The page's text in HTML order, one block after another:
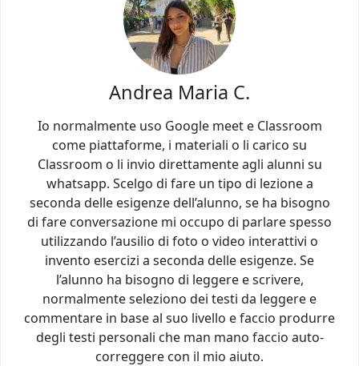
Andrea Maria C.
Io normalmente uso Google meet e Classroom
come piattaforme, i materiali o li carico su
Classroom o li invio direttamente agli alunni su
whatsapp. Scelgo di fare un tipo di lezione a
seconda delle esigenze dell’alunno, se ha bisogno
di fare conversazione mi occupo di parlare spesso
utilizzando l’ausilio di foto o video interattivi o
invento esercizi a seconda delle esigenze. Se
l’alunno ha bisogno di leggere e scrivere,
normalmente seleziono dei testi da leggere e
commentare in base al suo livello e faccio produrre
degli testi personali che man mano faccio auto-
correggere con il mio aiuto.